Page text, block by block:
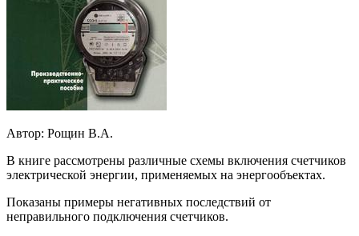
Автор: Рощин В.А.
В книге рассмотрены различные схемы включения счетчиков
электрической энергии, применяемых на энергообъектах.
Показаны примеры негативных последствий от
неправильного подключения счетчиков.